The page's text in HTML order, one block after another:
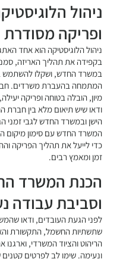
ניהול
ופריקה מסודרת
ניהול הלוגיסטיקה הוא אחד
בקפידה את תהליך האריזה, סמנו
במשרד החדש, ושקלו להשתמש
המתמחה בהעברת משרדים.
מיון, הובלה בטוחה ופריקה
ודאו שיש תיאום מלא בין חברת
הישן ובמשרד החדש לגבי זמני
המשרד החדש עם סימון מיקום
כדי לייעל את תהליך הפריקה
זמן ומאמץ רבים.
הכנת המשרד
וסביבת עבודה
לפני הגעת העובדים, ודאו
שתשתיות החשמל, התקשורת
הריהוט והציוד המשרדי,
ונעימה. שימו לב לפרטים קטנים